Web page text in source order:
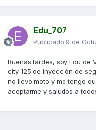
Edu_707
Publicado 9 de
Buenas tardes, soy Edu de
city 125 de inyección de
no llevo moto y me tengo
aceptarme y saludos a